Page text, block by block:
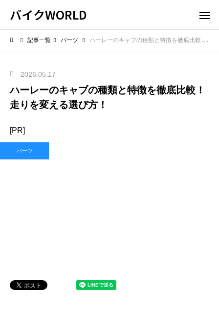
バイクWORLD
記事一覧 パーツ ハーレーのキャブの種類と特徴を徹底比較！走りを変える選び方！
2026.05.17
ハーレーのキャブの種類と特徴を徹底比較！
走りを変える選び方！
[PR]
パーツ